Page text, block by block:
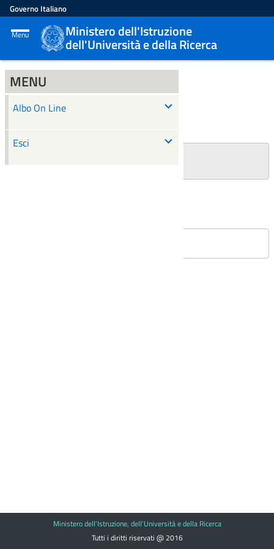
Governo Italiano
Menu Ministero dell'Istruzione
dell'Università e della Ricerca
MENU
Albo On Line
Esci
ALBO ON LINE
Ricerca
Ministero dell'Istruzione, dell'Università e della Ricerca
Tutti i diritti riservati @ 2016